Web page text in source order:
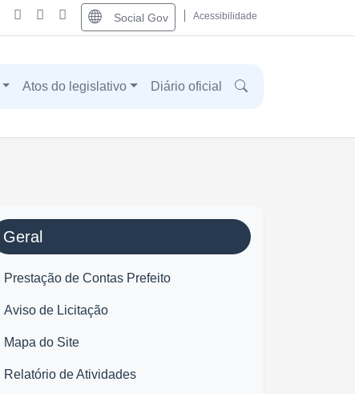
Social Gov Acessibilidade
Atos do legislativo Diário oficial
Geral
Prestação de Contas Prefeito
Aviso de Licitação
Mapa do Site
Relatório de Atividades